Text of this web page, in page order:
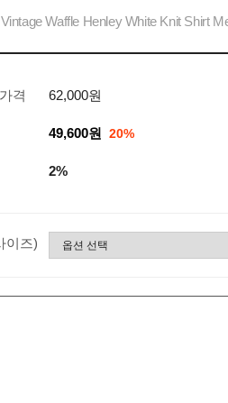
Waffle Henley White Knit Shirt
격 62,000원
49,600원 20%
2%
이즈)